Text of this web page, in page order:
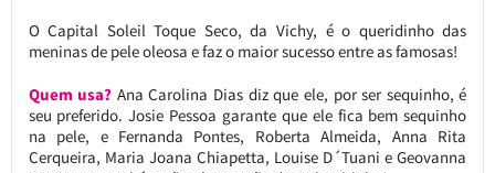
O Capital Soleil Toque Seco, da Vichy, é o queridinho das
meninas de pele oleosa e faz o maior sucesso entre as famosas!
Quem usa? Ana Carolina Dias diz que ele, por ser sequinho, é
seu preferido. Josie Pessoa garante que ele fica bem sequinho
na pele, e Fernanda Pontes, Roberta Almeida, Anna Rita
Cerqueira, Maria Joana Chiapetta, Louise D´Tuani e Geovanna